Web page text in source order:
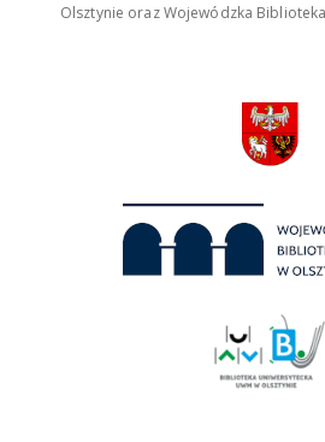
Olsztynie oraz Wojewódzka